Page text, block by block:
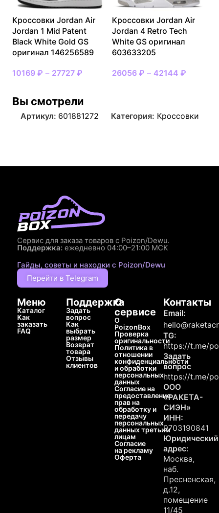
Кроссовки Jordan Air
Jordan 1 Mid Patent
Black White Gold GS
оригинал 146256589
10169 ₽ – 27727 ₽
Кроссовки Jordan Air
Jordan 4 Retro Tech
White GS оригинал
603633205
26056 ₽ – 42144 ₽
Вы смотрели
Артикул: 601881272 Категория: Кроссовки
Сервис для заказа товаров с Poizon/Dewu.
Поддержка: ежедневно 04:00–21:00 МСК
Гайды, советы и находки с Poizon/Dewu
Перейти в Telegram
Меню
Каталог
Как
заказать
FAQ
Поддержка
Задать
вопрос
Как
выбрать
размер
Возврат
товара
Отзывы
клиентов
О
сервисе
О
PoizonBox
Проверка
оригинальности
Политика в
отношении
конфиденциальности
и обработки
персональных
данных
Согласие на
предоставление
прав на
обработку и
передачу
персональных
данных третьим
лицам
Согласие
на рекламу
Оферта
Контакты
Email:
TG:
https://t.me/
Задать
вопрос
https://t.me/
ООО
«РАКЕТА-
СИЭН»
ИНН:
9703190841
Юридический
адрес:
Москва,
наб.
Пресненская,
д.12,
помещение
11/45